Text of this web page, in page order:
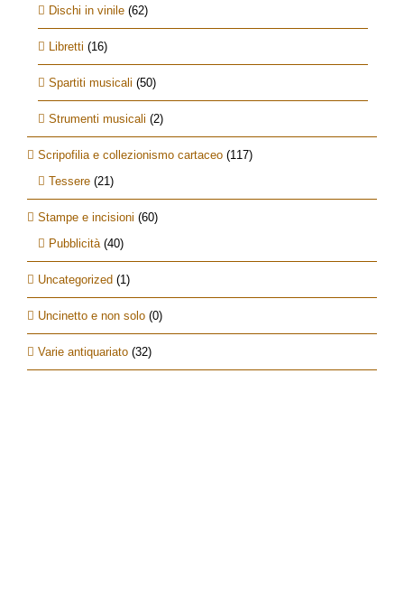
Dischi in vinile (62)
Libretti (16)
Spartiti musicali (50)
Strumenti musicali (2)
Scripofilia e collezionismo cartaceo (117)
Tessere (21)
Stampe e incisioni (60)
Pubblicità (40)
Uncategorized (1)
Uncinetto e non solo (0)
Varie antiquariato (32)